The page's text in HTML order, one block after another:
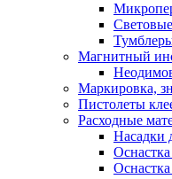
Магнитный
Маркировка,
Пистолеты
Расходные
Насадки